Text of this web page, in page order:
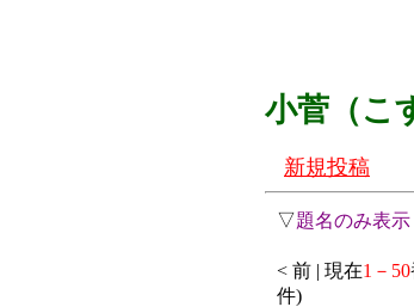
小菅（こ
新規投稿
▽題名のみ表
< 前 | 現在1－50
件)